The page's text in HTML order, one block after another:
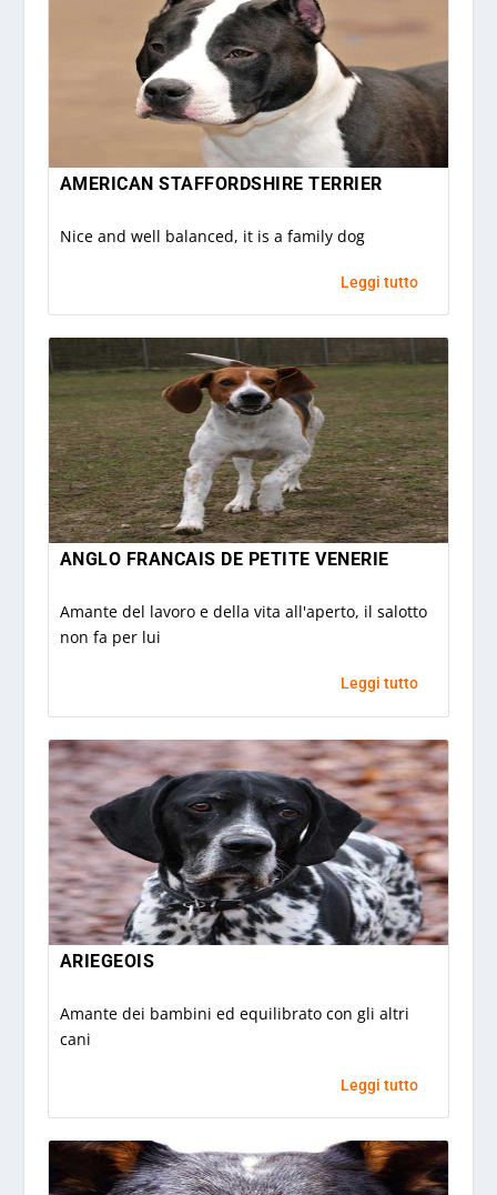
AMERICAN STAFFORDSHIRE TERRIER
Nice and well balanced, it is a family dog
Leggi tutto
ANGLO FRANCAIS DE PETITE VENERIE
Amante del lavoro e della vita all'aperto, il salotto
non fa per lui
Leggi tutto
ARIEGEOIS
Amante dei bambini ed equilibrato con gli altri
cani
Leggi tutto